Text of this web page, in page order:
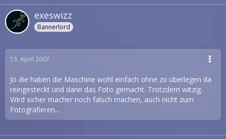
exeswizz
Bannerlord
13. April 2007
Jo die haben die Maschine wohl einfach ohne zu überlegen da
reingesteckt und dann das Foto gemacht. Trotzdem witzig.
Wird sicher macher noch falsch machen, auch nicht zum
Fotografieren...